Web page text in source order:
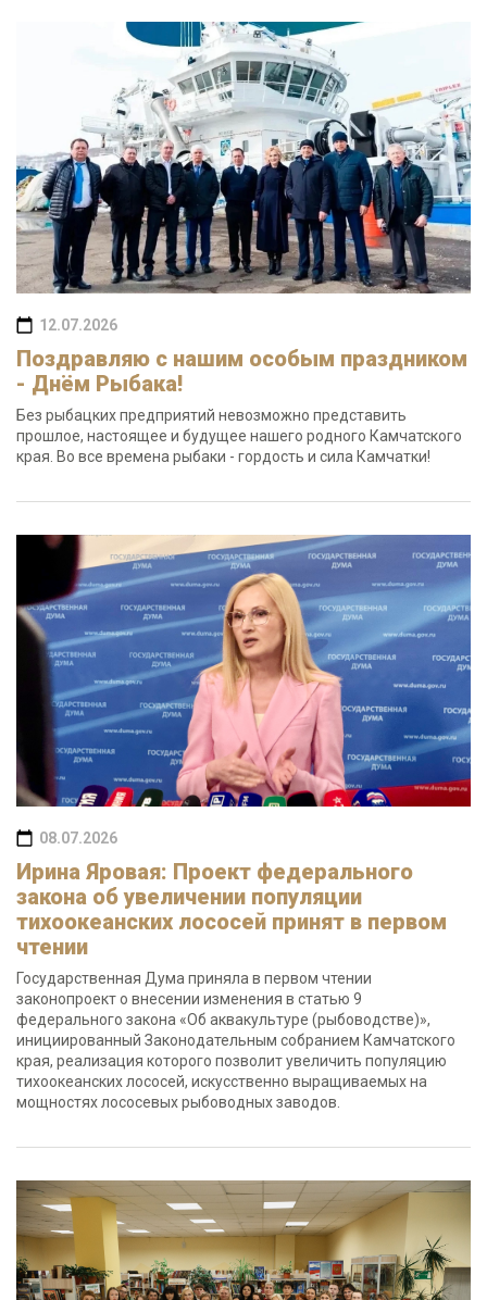
12.07.2026
Поздравляю с нашим особым праздником
- Днём Рыбака!
Без рыбацких предприятий невозможно представить
прошлое, настоящее и будущее нашего родного Камчатского
края. Во все времена рыбаки - гордость и сила Камчатки!
08.07.2026
Ирина Яровая: Проект федерального
закона об увеличении популяции
тихоокеанских лососей принят в первом
чтении
Государственная Дума приняла в первом чтении
законопроект о внесении изменения в статью 9
федерального закона «Об аквакультуре (рыбоводстве)»,
инициированный Законодательным собранием Камчатского
края, реализация которого позволит увеличить популяцию
тихоокеанских лососей, искусственно выращиваемых на
мощностях лососевых рыбоводных заводов.